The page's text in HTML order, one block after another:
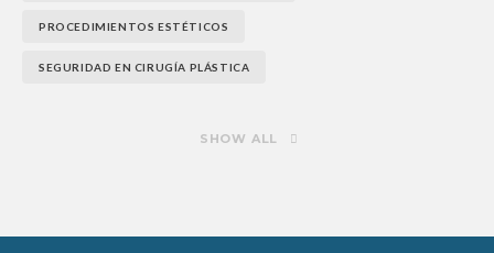
PROCEDIMIENTOS ESTÉTICOS
SEGURIDAD EN CIRUGÍA PLÁSTICA
SHOW ALL